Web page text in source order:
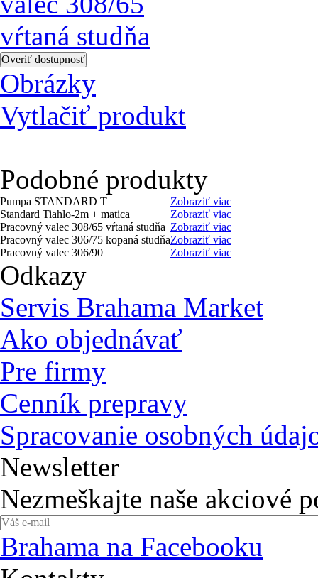
Obrázky
Vytlačiť produkt
Podobné produkty
Pumpa STANDARD T
Zobraziť viac
Standard Tiahlo-2m + matica
Zobraziť viac
Pracovný valec 308/65 vŕtaná studňa Zobraziť viac
Pracovný valec 306/75 kopaná studňaZobraziť viac
Pracovný valec 306/90
Zobraziť viac
Odkazy
Servis Brahama Market
Ako objednávať
Pre firmy
Cenník prepravy
Spracovanie osobných
Newsletter
Nezmeškajte naše akciové
Brahama na Facebooku